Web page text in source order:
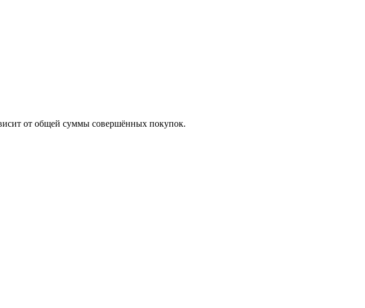
от общей суммы совершённых покупок.